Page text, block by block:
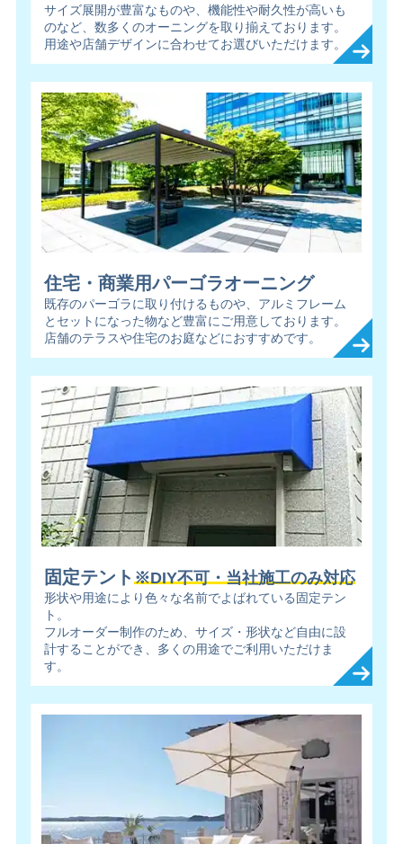
サイズ展開が豊富なものや、機能性や耐久性が高いも
のなど、数多くのオーニングを取り揃えております。
用途や店舗デザインに合わせてお選びいただけます。
住宅・商業用パーゴラオーニング
既存のパーゴラに取り付けるものや、アルミフレーム
とセットになった物など豊富にご用意しております。
店舗のテラスや住宅のお庭などにおすすめです。
固定テント※DIY不可・当社施工のみ対応
形状や用途により色々な名前でよばれている固定テン
ト。
フルオーダー制作のため、サイズ・形状など自由に設
計することができ、多くの用途でご利用いただけま
す。